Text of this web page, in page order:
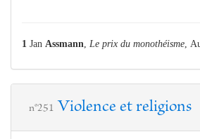
1 Jan Assmann Le prix du monothéisme ,
n°251 Violence et religions